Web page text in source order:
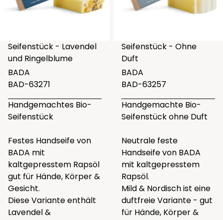
Seifenstück - Lavendel
und Ringelblume
BADA
BAD-63271
Handgemachtes Bio-
Seifenstück
Festes Handseife von
BADA mit
kaltgepresstem Rapsöl
gut für Hände, Körper &
Gesicht.
Diese Variante enthält
Lavendel &
Seifenstück - Ohne
Duft
BADA
BAD-63257
Handgemachte Bio-
Seifenstück ohne Duft
Neutrale feste
Handseife von BADA
mit kaltgepresstem
Rapsöl.
Mild & Nordisch ist eine
duftfreie Variante - gut
für Hände, Körper &